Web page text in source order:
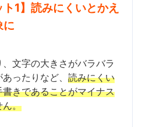
ト1】読みにくいとかえ
に
文字の大きさがバラバラ
ったりなど、 読みにくい
きであることがマイナス
ん。